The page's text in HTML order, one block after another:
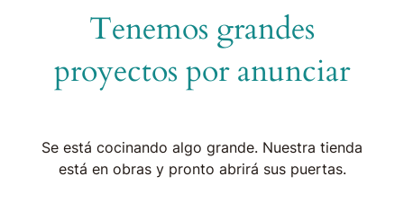
Tenemos grandes
proyectos por anunciar
Se está cocinando algo grande. Nuestra tienda
está en obras y pronto abrirá sus puertas.